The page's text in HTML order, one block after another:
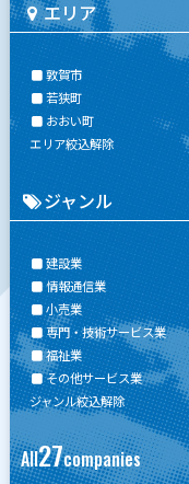
エリア
敦賀市
若狭町
おおい町
エリア絞込解除
ジャンル
建設業
情報通信業
小売業
専門・技術サービス業
福祉業
その他サービス業
ジャンル絞込解除
All27companies